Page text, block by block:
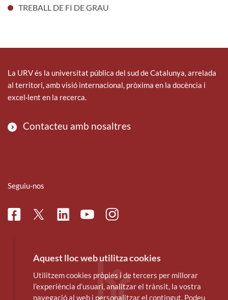
TREBALL DE FI DE GRAU
La URV és la universitat pública del sud de Catalunya, arrelada
al territori, amb visió internacional, pròxima en la docència i
excel·lent en la recerca.
Contacteu amb nosaltres
Seguiu-nos
FacebookTwitterLinkedinYoutubeInstagram
Aquest lloc web utilitza cookies
Utilitzem cookies pròpies i de tercers per millorar
l’experiència d’usuari, analitzar el trànsit, la vostra
navegació al web i personalitzar el contingut. Podeu